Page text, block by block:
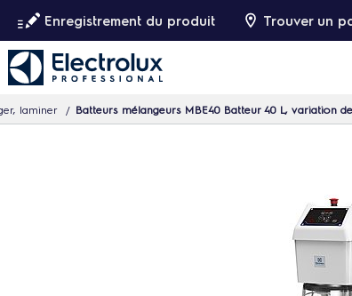
Enregistrement du produit Trouver un
laminer Batteurs mélangeurs MBE40 Batteur 40 L, variation